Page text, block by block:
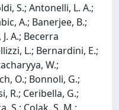
S.; Antonelli, L. A.;
A.; Banerjee, B.;
A.; Becerra
L.; Bernardini, E.;
W.;
O.; Bonnoli, G.;
R.; Ceribella, G.;